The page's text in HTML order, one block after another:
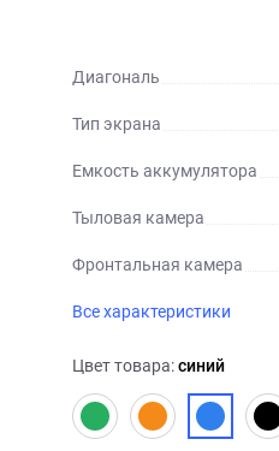
Диагональ
Тип экрана
Емкость аккумулятора
Тыловая камера
Фронтальная камера
Все характеристики
Цвет товара:синий